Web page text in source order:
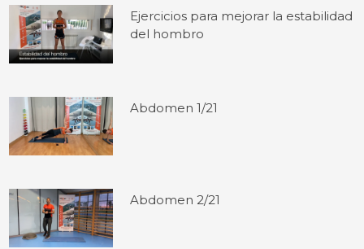
Ejercicios para mejorar la estabilidad
del hombro
Abdomen 1/21
Abdomen 2/21